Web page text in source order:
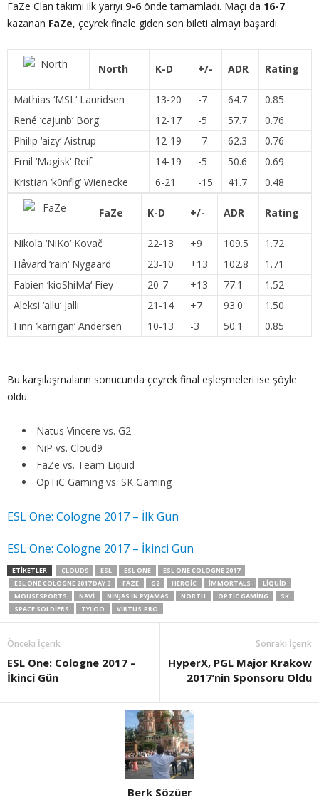
FaZe Clan takımı ilk yarıyı 9-6 önde tamamladı. Maçı da 16-7
kazanan FaZe, çeyrek finale giden son bileti almayı başardı.
North K-D +/- ADR Rating
Mathias ‘MSL ‘ Lauridsen 13-20 -7 64.7
0.85
René ‘cajunb‘ Borg 12-17 -5 57.7
0.76
Philip ‘aizy‘ Aistrup 12-19 -7 62.3
0.76
Emil ‘Magisk‘ Reif 14-19 -5 50.6
0.69
Kristian ‘k0nfig‘ Wienecke 6-21 -15 41.7 0.48
FaZe K-D +/- ADR Rating
Nikola ‘NiKo‘ Kovač 22-13 +9 109.5
1.72
Håvard ‘rain‘ Nygaard 23-10 +13 102.8
1.71
Fabien ‘kioShiMa‘ Fiey 20-7 +13 77.1
1.52
Aleksi ‘allu‘ Jalli 21-14 +7 93.0
1.50
Finn ‘karrigan‘ Andersen 10-13 -3 50.1 0.85
Bu karşılaşmaların sonucunda çeyrek final eşleşmeleri ise şöyle
oldu:
Natus Vincere vs. G2
NiP vs. Cloud9
FaZe vs. Team Liquid
OpTiC Gaming vs. SK Gaming
ESL One: Cologne 2017 – İlk Gün
ESL One: Cologne 2017 – İkinci Gün
ETIKETLER CLOUD9 ESL ESL ONE
ESL ONE COLOGNE 2017
ESL ONE COLOGNE 2017 DAY 3
FAZE G2 HEROIC IMMORTALS
LIQUID
MOUSESPORTS
NAVI NINJAS IN PYJAMAS NORTH OPTIC GAMING
SK
SPACE SOLDIERS
TYLOO VIRTUS.PRO
Önceki İçerik
ESL One: Cologne 2017 –
İkinci Gün
Sonraki İçerik
HyperX, PGL Major Krakow
2017’nin Sponsoru Oldu
Berk Sözüer